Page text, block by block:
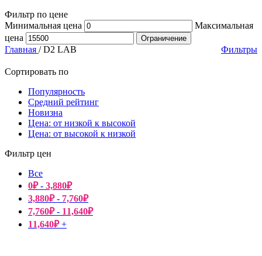
Фильтр по цене
Минимальная цена
Максимальная
цена
Ограничение
Главная / D2 LAB Фильтры
Сортировать по
Популярность
Средний рейтинг
Новизна
Цена: от низкой к высокой
Цена: от высокой к низкой
Фильтр цен
Все
0₽- 3,880₽
3,880₽- 7,760₽
7,760₽- 11,640₽
11,640₽+